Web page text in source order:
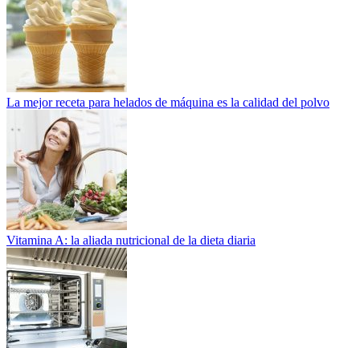
La mejor receta para helados de máquina es la calidad del polvo
Vitamina A: la aliada nutricional de la dieta diaria